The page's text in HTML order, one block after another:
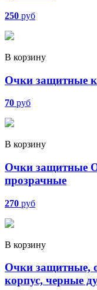
250 руб
В корзину
Очки защитные
70 руб
В корзину
Очки защитные
прозрачные
270 руб
В корзину
Очки защитные,
корпус, черные